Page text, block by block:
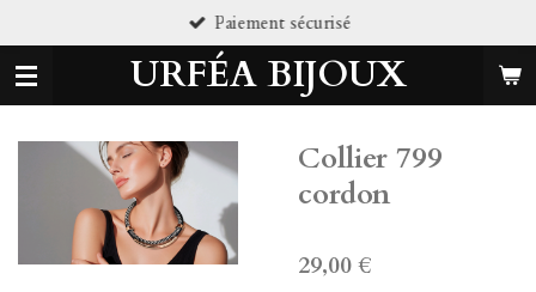
au
contenu
principal
URFÉA BIJOUX
Collier 799
cordon
29,00 €